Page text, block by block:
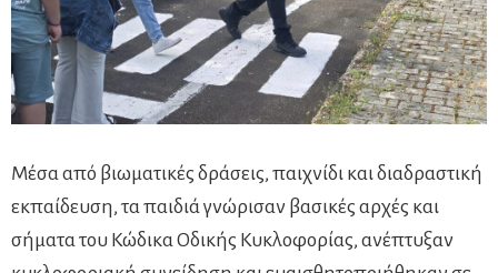
Μέσα από βιωματικές δράσεις, παιχνίδι και διαδραστική
εκπαίδευση, τα παιδιά γνώρισαν βασικές αρχές και
σήματα του Κώδικα Οδικής Κυκλοφορίας, ανέπτυξαν